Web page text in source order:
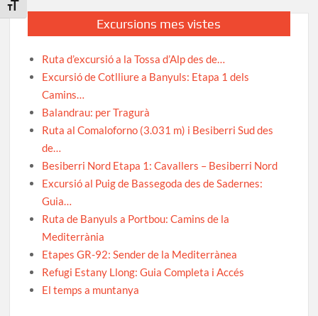
Toggle Font size
Excursions mes vistes
Ruta d’excursió a la Tossa d’Alp des de…
Excursió de Cotlliure a Banyuls: Etapa 1 dels
Camins…
Balandrau: per Tragurà
Ruta al Comaloforno (3.031 m) i Besiberri Sud des
de…
Besiberri Nord Etapa 1: Cavallers – Besiberri Nord
Excursió al Puig de Bassegoda des de Sadernes:
Guia…
Ruta de Banyuls a Portbou: Camins de la
Mediterrània
Etapes GR-92: Sender de la Mediterrànea
Refugi Estany Llong: Guia Completa i Accés
El temps a muntanya